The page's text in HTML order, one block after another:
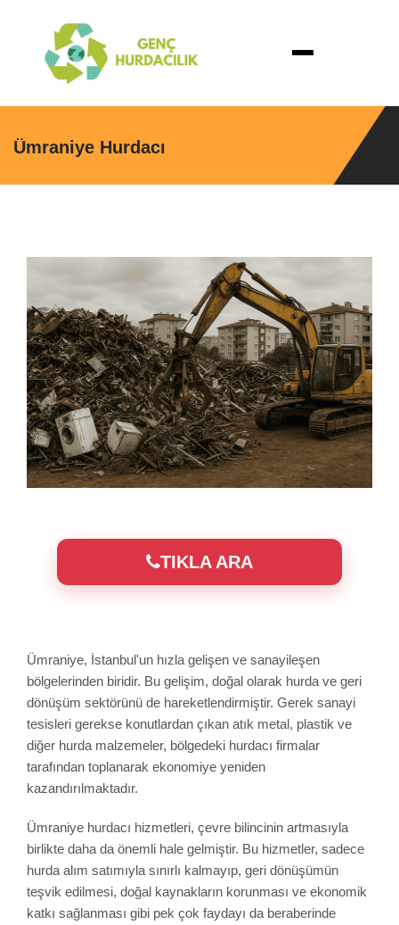
Ümraniye Hurdacı
TIKLA ARA
Ümraniye, İstanbul'un hızla gelişen ve sanayileşen
bölgelerinden biridir. Bu gelişim, doğal olarak hurda ve geri
dönüşüm sektörünü de hareketlendirmiştir. Gerek sanayi
tesisleri gerekse konutlardan çıkan atık metal, plastik ve
diğer hurda malzemeler, bölgedeki hurdacı firmalar
tarafından toplanarak ekonomiye yeniden
kazandırılmaktadır.
Ümraniye hurdacı hizmetleri, çevre bilincinin artmasıyla
birlikte daha da önemli hale gelmiştir. Bu hizmetler, sadece
hurda alım satımıyla sınırlı kalmayıp, geri dönüşümün
teşvik edilmesi, doğal kaynakların korunması ve ekonomik
katkı sağlanması gibi pek çok faydayı da beraberinde